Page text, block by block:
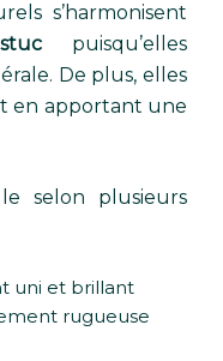
s’harmonisent
stuc puisqu’elles
De plus, elles
en apportant une
selon plusieurs
uni et brillant
rugueuse